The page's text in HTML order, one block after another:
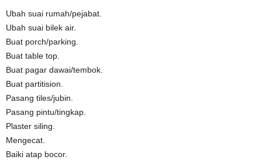
Ubah suai rumah/pejabat.
Ubah suai bilek air.
Buat porch/parking.
Buat table top.
Buat pagar dawai/tembok.
Buat partitision.
Pasang tiles/jubin.
Pasang pintu/tingkap.
Plaster siling.
Mengecat.
Baiki atap bocor.